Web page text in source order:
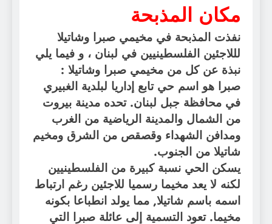
مكان المذبحة
نفذت المذبحة في مخيمي صبرا وشاتيلا
لللاجئين الفلسطينيين في لبنان ، و فيما يلي
نبذة عن كل من مخيمي صبرا وشاتيلا :
صبرا هو اسم حي تابع إداريا لبلدية الغبيري
في محافظة جبل لبنان. تحده مدينة بيروت
من الشمال والمدينة الرياضية من الغرب
ومدافن الشهداء وقصقص من الشرق ومخيم
شاتيلا من الجنوب.
يسكن الحي نسبة كبيرة من الفلسطينيين
لكنه لا يعد مخيما رسميا للاجئين رغم ارتباط
اسمه باسم شاتيلا, مما يولد انطباعا بكونه
مخيما. تعود التسمية إلى عائلة صبرا التي